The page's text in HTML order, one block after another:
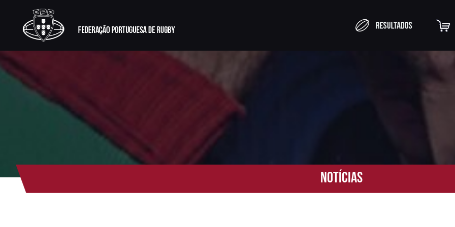
Notícias